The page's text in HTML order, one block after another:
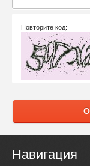
Повторите код:
Навигация